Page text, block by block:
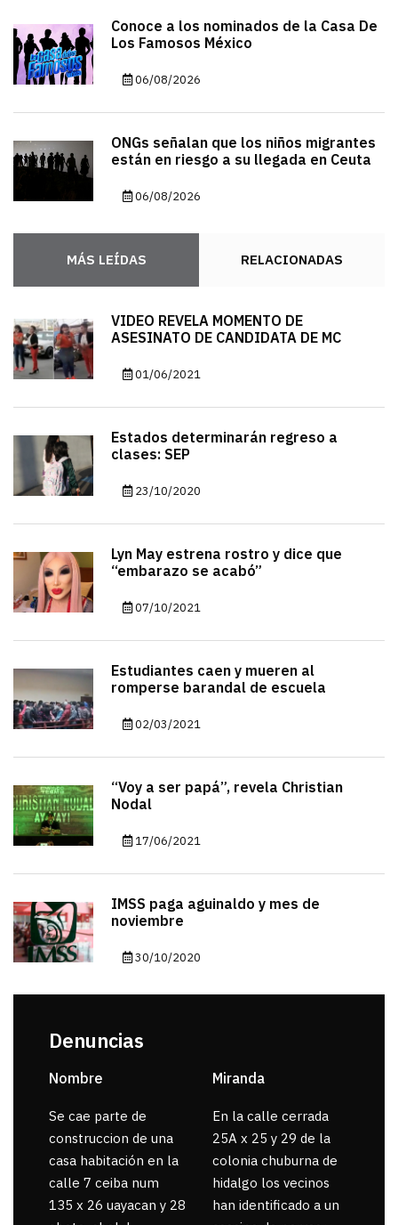
Conoce a los nominados de la Casa De
Los Famosos México
06/08/2026
ONGs señalan que los niños migrantes
están en riesgo a su llegada en Ceuta
06/08/2026
MÁS LEÍDAS RELACIONADAS
VIDEO REVELA MOMENTO DE
ASESINATO DE CANDIDATA DE MC
01/06/2021
Estados determinarán regreso a
clases: SEP
23/10/2020
Lyn May estrena rostro y dice que
“embarazo se acabó”
07/10/2021
Estudiantes caen y mueren al
romperse barandal de escuela
02/03/2021
“Voy a ser papá”, revela Christian
Nodal
17/06/2021
IMSS paga aguinaldo y mes de
noviembre
30/10/2020
Denuncias
Nombre
Se cae parte de
construccion de una
casa habitación en la
calle 7 ceiba num
135 x 26 uayacan y 28
Miranda
En la calle cerrada
25A x 25 y 29 de la
colonia chuburna de
hidalgo los vecinos
han identificado a un